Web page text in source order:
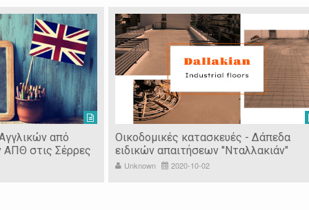
από
ΑΠΘ στις Σέρρες
Οικοδομικές κατασκευές - Δάπεδα
ειδικών απαιτήσεων "Νταλλακιάν"
Unknown 2020-10-02